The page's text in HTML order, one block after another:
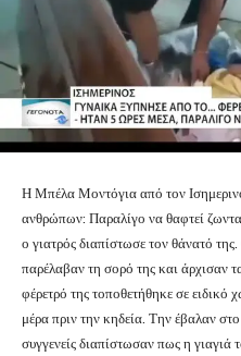
Η Μπέλα Μοντόγια από τον
ανθρώπων: Παραλίγο να θαφτεί
ο γιατρός διαπίστωσε τον θάνατό
παρέλαβαν τη σορό της και άρχισαν
φέρετρό της τοποθετήθηκε σε ειδικό
μέρα πριν την κηδεία. Την έβαλαν
συγγενείς διαπίστωσαν πως η γιαγιά